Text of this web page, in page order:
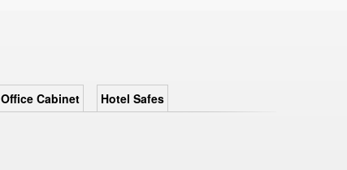
Office Cabinet Hotel Safes